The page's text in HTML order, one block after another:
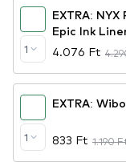
1
EXTRA:
Epic Ink
4.076 Ft
1
EXTRA:
833 Ft 1.190